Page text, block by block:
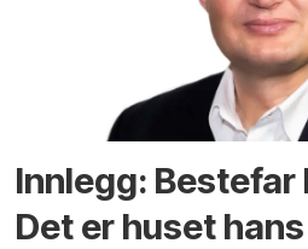
Innlegg: Bestefar
Det er huset